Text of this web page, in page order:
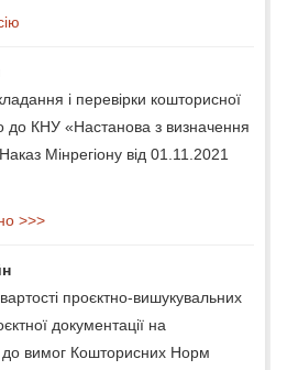
і перевірки кошторисної
до КНУ «Настанова з визначення
Мінрегіону від 01.11.2021
>>>
проєктно-вишукувальних
документації на
до вимог Кошторисних Норм